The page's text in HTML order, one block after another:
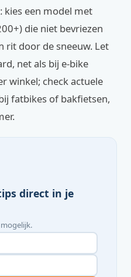
kies een model met
die niet bevriezen
rit door de sneeuw. Let
net als bij e-bike
winkel; check actuele
fatbikes of bakfietsen,
direct in je